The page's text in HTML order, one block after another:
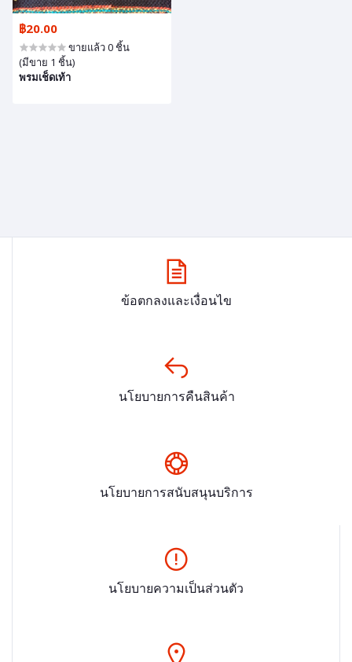
฿20.00
ขายแล้ว 0 ชิ้น
(มีขาย 1 ชิ้น)
พรมเช็ดเท้า
ข้อตกลงและเงื่อนไข
นโยบายการคืนสินค้า
นโยบายการสนับสนุนบริการ
นโยบายความเป็นส่วนตัว